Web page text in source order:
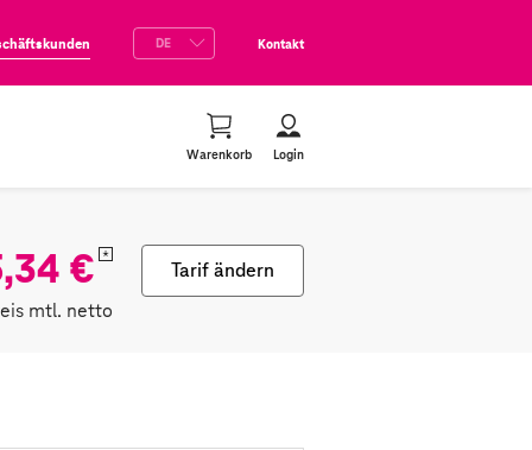
Kontakt
Warenkorb Login
€ *
mtl. netto
Tarif ändern